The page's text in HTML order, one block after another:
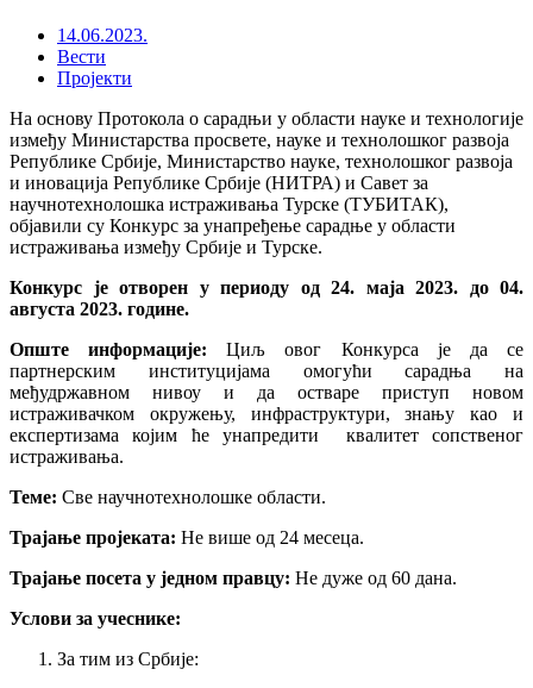
14.06.2023.
Вести
Пројекти
На основу Протокола о сарадњи у области науке и технологије
између Министарства просвете, науке и технолошког развоја
Републике Србије, Министарство науке, технолошког развоја
и иновација Републике Србије (НИТРА) и Савет за
научнотехнолошка истраживања Турске (ТУБИТАК),
објавили су Конкурс за унапређење сарадње у области
истраживања између Србије и Турске.
Конкурс је отворен у периоду од 24. маја 2023. до 04.
августа 2023. године.
Опште информације:Циљ овог Конкурса је да се
партнерским институцијама омогући сарадња на
међудржавном нивоу и да остваре приступ новом
истраживачком окружењу, инфраструктури, знању као и
експертизама којим ће унапредити квалитет сопственог
истраживања.
Теме: Све научнотехнолошке области.
Трајање пројеката: Не више од 24 месеца.
Трајање посета у једном правцу: Не дуже од 60 дана.
Услови за учеснике:
За тим из Србије: